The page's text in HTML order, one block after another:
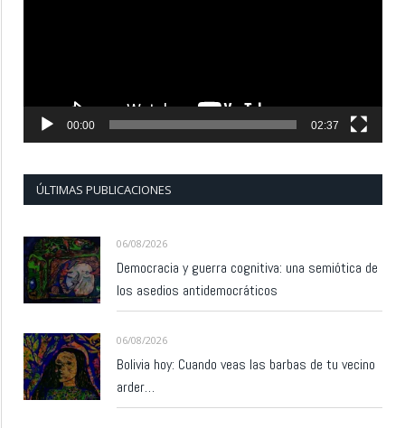
00:00 02:37
ÚLTIMAS PUBLICACIONES
06/08/2026
Democracia y guerra cognitiva: una semiótica de
los asedios antidemocráticos
06/08/2026
Bolivia hoy: Cuando veas las barbas de tu vecino
arder…